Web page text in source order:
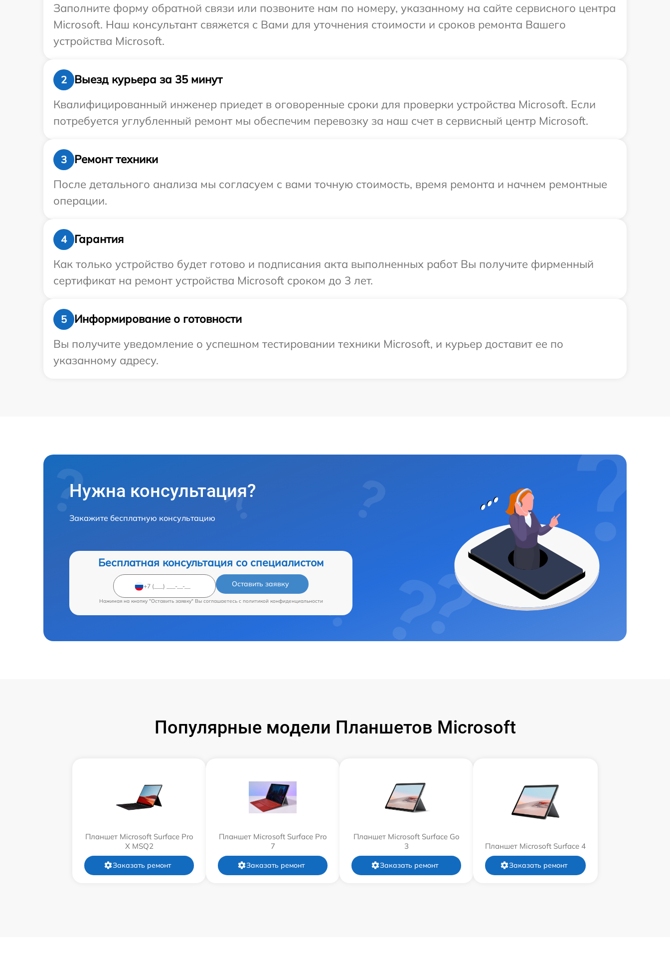
Заполните форму обратной связи или позвоните нам по номеру, указанному на сайте сервисного центра
Microsoft. Наш консультант свяжется с Вами для уточнения стоимости и сроков ремонта Вашего
устройства Microsoft.
2
Выезд курьера за 35 минут
Квалифицированный инженер приедет в оговоренные сроки для проверки устройства Microsoft. Если
потребуется углубленный ремонт мы обеспечим перевозку за наш счет в сервисный центр Microsoft.
3
Ремонт техники
После детального анализа мы согласуем с вами точную стоимость, время ремонта и начнем ремонтные
операции.
4
Гарантия
Как только устройство будет готово и подписания акта выполненных работ Вы получите фирменный
сертификат на ремонт устройства Microsoft сроком до 3 лет.
5
Информирование о готовности
Вы получите уведомление о успешном тестировании техники Microsoft, и курьер доставит ее по
указанному адресу.
Нужна консультация?
Закажите бесплатную консультацию
Бесплатная консультация со специалистом
Оставить заявку
Нажимая на кнопку "Оставить заявку" Вы соглашаетесь c политикой конфиденциальности
Популярные модели Планшетов Microsoft
Планшет Microsoft Surface Pro
X MSQ2
Заказать ремонт
Планшет Microsoft Surface Pro
7
Заказать ремонт
Планшет Microsoft Surface Go
3
Заказать ремонт
Планшет Microsoft Surface 4
Заказать ремонт